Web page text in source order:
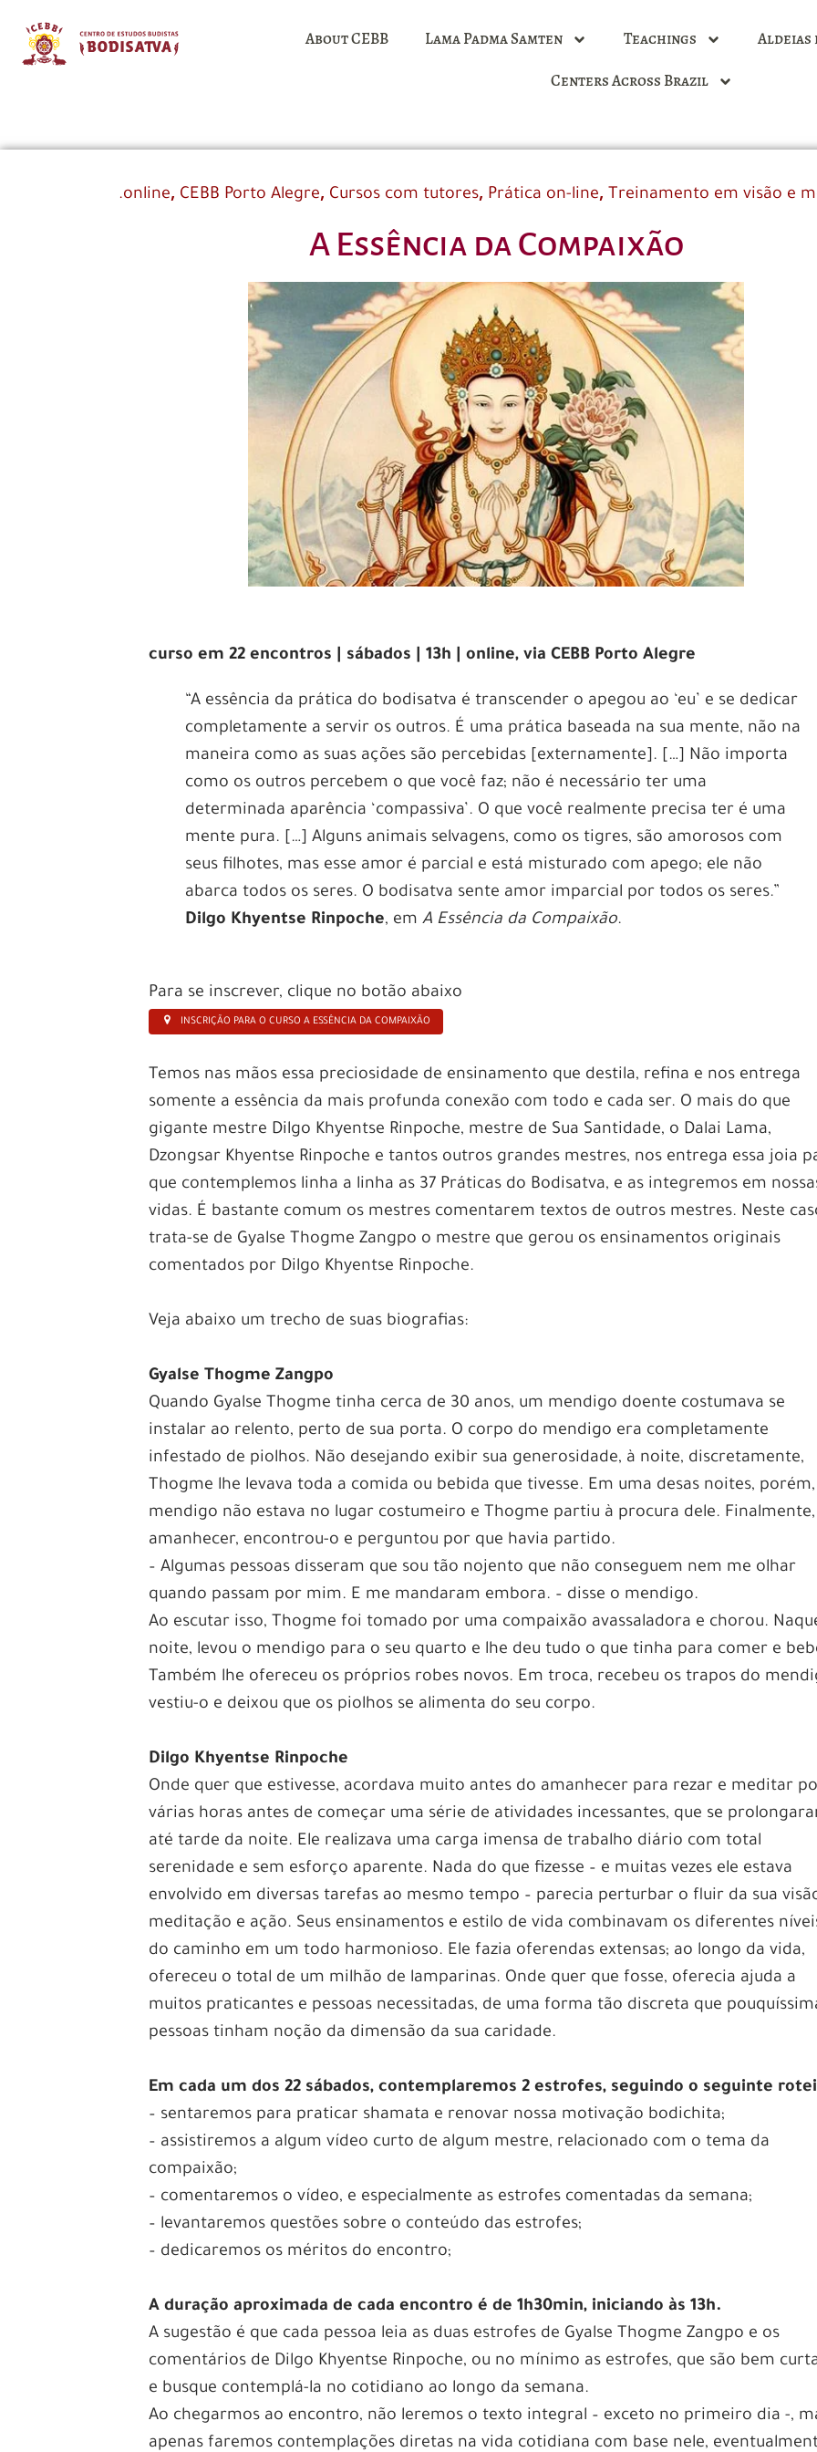
About CEBB Lama Padma Samten Teachings
Aldeias
Centers Across Brazil
.online, CEBB Porto Alegre, Cursos com tutores, Prática on-line, Treinamento em visão e
A Essência da Compaixão
curso em 22 encontros | sábados | 13h | online, via CEBB Porto Alegre
“A essência da prática do bodisatva é transcender o apegou ao ‘eu’ e se dedicar
completamente a servir os outros. É uma prática baseada na sua mente, não na
maneira como as suas ações são percebidas [externamente]. […] Não importa
como os outros percebem o que você faz; não é necessário ter uma
determinada aparência ‘compassiva’. O que você realmente precisa ter é uma
mente pura. […] Alguns animais selvagens, como os tigres, são amorosos com
seus filhotes, mas esse amor é parcial e está misturado com apego; ele não
abarca todos os seres. O bodisatva sente amor imparcial por todos os seres.”
Dilgo Khyentse Rinpoche, emA Essência da Compaixão.
Para se inscrever, clique no botão abaixo
INSCRIÇÃO PARA O CURSO A ESSÊNCIA DA COMPAIXÃO
Temos nas mãos essa preciosidade de ensinamento que destila, refina e nos entrega
somente a essência da mais profunda conexão com todo e cada ser. O mais do que
gigante mestre Dilgo Khyentse Rinpoche, mestre de Sua Santidade, o Dalai Lama,
Dzongsar Khyentse Rinpoche e tantos outros grandes mestres, nos entrega essa joia
que contemplemos linha a linha as 37 Práticas do Bodisatva, e as integremos em
vidas. É bastante comum os mestres comentarem textos de outros mestres. Neste
trata-se de Gyalse Thogme Zangpo o mestre que gerou os ensinamentos originais
comentados por Dilgo Khyentse Rinpoche.
Veja abaixo um trecho de suas biografias:
Gyalse Thogme Zangpo
Quando Gyalse Thogme tinha cerca de 30 anos, um mendigo doente costumava se
instalar ao relento, perto de sua porta. O corpo do mendigo era completamente
infestado de piolhos. Não desejando exibir sua generosidade, à noite, discretamente,
Thogme lhe levava toda a comida ou bebida que tivesse. Em uma desas noites,
mendigo não estava no lugar costumeiro e Thogme partiu à procura dele.
amanhecer, encontrou-o e perguntou por que havia partido.
– Algumas pessoas disseram que sou tão nojento que não conseguem nem me olhar
quando passam por mim. E me mandaram embora. – disse o mendigo.
Ao escutar isso, Thogme foi tomado por uma compaixão avassaladora e chorou.
noite, levou o mendigo para o seu quarto e lhe deu tudo o que tinha para comer e
Também lhe ofereceu os próprios robes novos. Em troca, recebeu os trapos do
vestiu-o e deixou que os piolhos se alimenta do seu corpo.
Dilgo Khyentse Rinpoche
Onde quer que estivesse, acordava muito antes do amanhecer para rezar e meditar
várias horas antes de começar uma série de atividades incessantes, que se
até tarde da noite. Ele realizava uma carga imensa de trabalho diário com total
serenidade e sem esforço aparente. Nada do que fizesse – e muitas vezes ele estava
envolvido em diversas tarefas ao mesmo tempo – parecia perturbar o fluir da sua
meditação e ação. Seus ensinamentos e estilo de vida combinavam os diferentes
do caminho em um todo harmonioso. Ele fazia oferendas extensas; ao longo da vida,
ofereceu o total de um milhão de lamparinas. Onde quer que fosse, oferecia ajuda a
muitos praticantes e pessoas necessitadas, de uma forma tão discreta que
pessoas tinham noção da dimensão da sua caridade.
Em cada um dos 22 sábados, contemplaremos 2 estrofes, seguindo o seguinte
– sentaremos para praticar shamata e renovar nossa motivação bodichita;
– assistiremos a algum vídeo curto de algum mestre, relacionado com o tema da
compaixão;
– comentaremos o vídeo, e especialmente as estrofes comentadas da semana;
– levantaremos questões sobre o conteúdo das estrofes;
– dedicaremos os méritos do encontro;
A duração aproximada de cada encontro é de 1h30min, iniciando às 13h.
A sugestão é que cada pessoa leia as duas estrofes de Gyalse Thogme Zangpo e os
comentários de Dilgo Khyentse Rinpoche, ou no mínimo as estrofes, que são bem
e busque contemplá-la no cotidiano ao longo da semana.
Ao chegarmos ao encontro, não leremos o texto integral – exceto no primeiro dia -,
apenas faremos contemplações diretas na vida cotidiana com base nele,